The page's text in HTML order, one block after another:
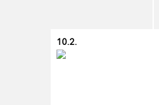
10.2.